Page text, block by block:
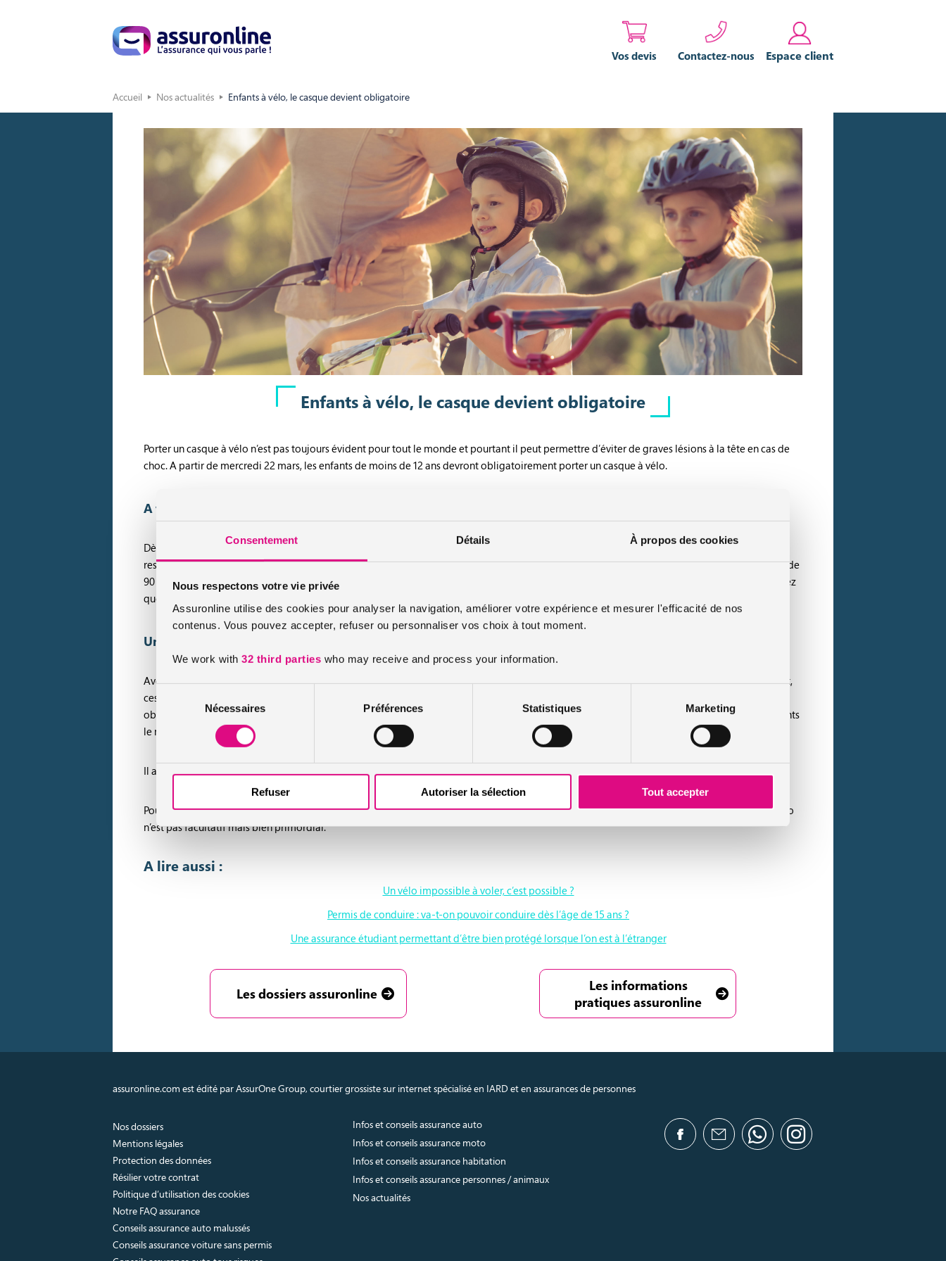
Consentement Détails À propos des cookies
Nous respectons votre vie privée
Assuronline utilise des cookies pour analyser la navigation, améliorer votre expérience et mesurer l'efficacité de nos
contenus. Vous pouvez accepter, refuser ou personnaliser vos choix à tout moment.
We work with 32 third parties who may receive and process your information.
consentement
Nécessaires Préférences Statistiques Marketing
Refuser Autoriser la sélection Tout accepter
Vos devis Contactez-nous Espace client
Accueil Nos actualités Enfants à vélo, le casque devient obligatoire
Enfants à vélo, le casque devient obligatoire
Porter un casque à vélo n’est pas toujours évident pour tout le monde et pourtant il peut permettre d’éviter de graves lésions à la tête en cas de
choc. A partir de mercredi 22 mars, les enfants de moins de 12 ans devront obligatoirement porter un casque à vélo.
A vélo, porter un casque n’est pas une affaire de style c’est obligatoire
Dès le 22 mars, le port du casque est rendu obligatoire pour les cyclistes de moins de 12 ans par une mesure du Gouvernement. En cas de non-
respect de la règle, les parents ou le responsable de l’enfant pourront être sanctionnés par une amende de quatrième classe. Soit une amende de
90 euros. Pour information, le casque à vélo diminue de 70% le risque de blessures graves à la tête et de 31% pour les blessures mineures. Sachez
que celui-ci est d’autant plus important chez les enfants car le risque de lésions cérébrales est également plus élevé.
Une nouvelle mesure visant à changer les comportements
Avec cette mesure, le Gouvernement entend sensibiliser l’ensemble de la population à porter un casque mais en particulier les enfants. En effet,
ces derniers ne connaissent pas les dangers de la route et sont donc bien plus vulnérables. La Sécurité Routière espère que le fait de le rendre
obligatoire avant 12 ans permettra aux enfants de conserver ce mécanisme lorsqu’ils grandiront. Qu’ils le feront également porter à leurs enfants
le moment venu.
Il a été démontré que les parents d’enfants portant un casque à vélo sont plus enclins à en porter un eux-mêmes.
Pour rappel, l’année dernière en France, 159 personnes sont décédées en vélo. Il est donc inutile de rappeler que l’équipement de sécurité à vélo
n’est pas facultatif mais bien primordial.
A lire aussi :
Un vélo impossible à voler, c’est possible ?
Permis de conduire : va-t-on pouvoir conduire dès l’âge de 15 ans ?
Une assurance étudiant permettant d’être bien protégé lorsque l’on est à l’étranger
Les dossiers assuronline
Les informations
pratiques assuronline
assuronline.com est édité par AssurOne Group, courtier grossiste sur internet spécialisé en IARD et en assurances de personnes
Nos dossiers
Mentions légales
Protection des données
Résilier votre contrat
Politique d’utilisation des cookies
Notre FAQ assurance
Conseils assurance auto malussés
Conseils assurance voiture sans permis
Infos et conseils assurance auto
Infos et conseils assurance moto
Infos et conseils assurance habitation
Infos et conseils assurance personnes / animaux
Nos actualités